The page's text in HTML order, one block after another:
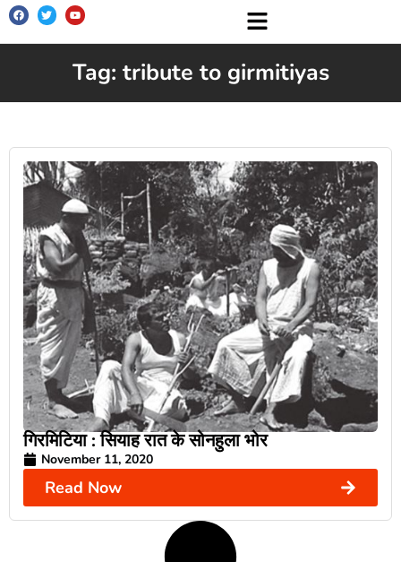
Tag: tribute to girmitiyas
गिरमिटिया : सियाह रात के सोनहुला भोर
November 11, 2020
Read Now